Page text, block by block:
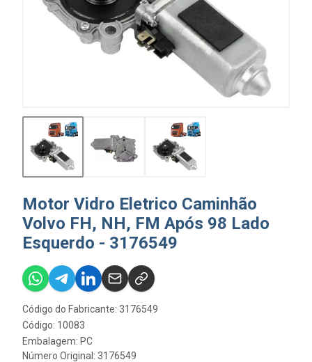
Motor Vidro Eletrico Caminhão
Volvo FH, NH, FM Após 98 Lado
Esquerdo - 3176549
Código do Fabricante: 3176549
Código: 10083
Embalagem: PC
Número Original: 3176549